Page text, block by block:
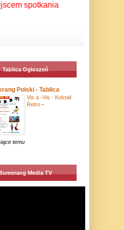
spotkania Polonii z
Tablica Ogłoszeń
Polski - Tablica
Vis a -Vis - Koktail
Retro -
temu
Media TV